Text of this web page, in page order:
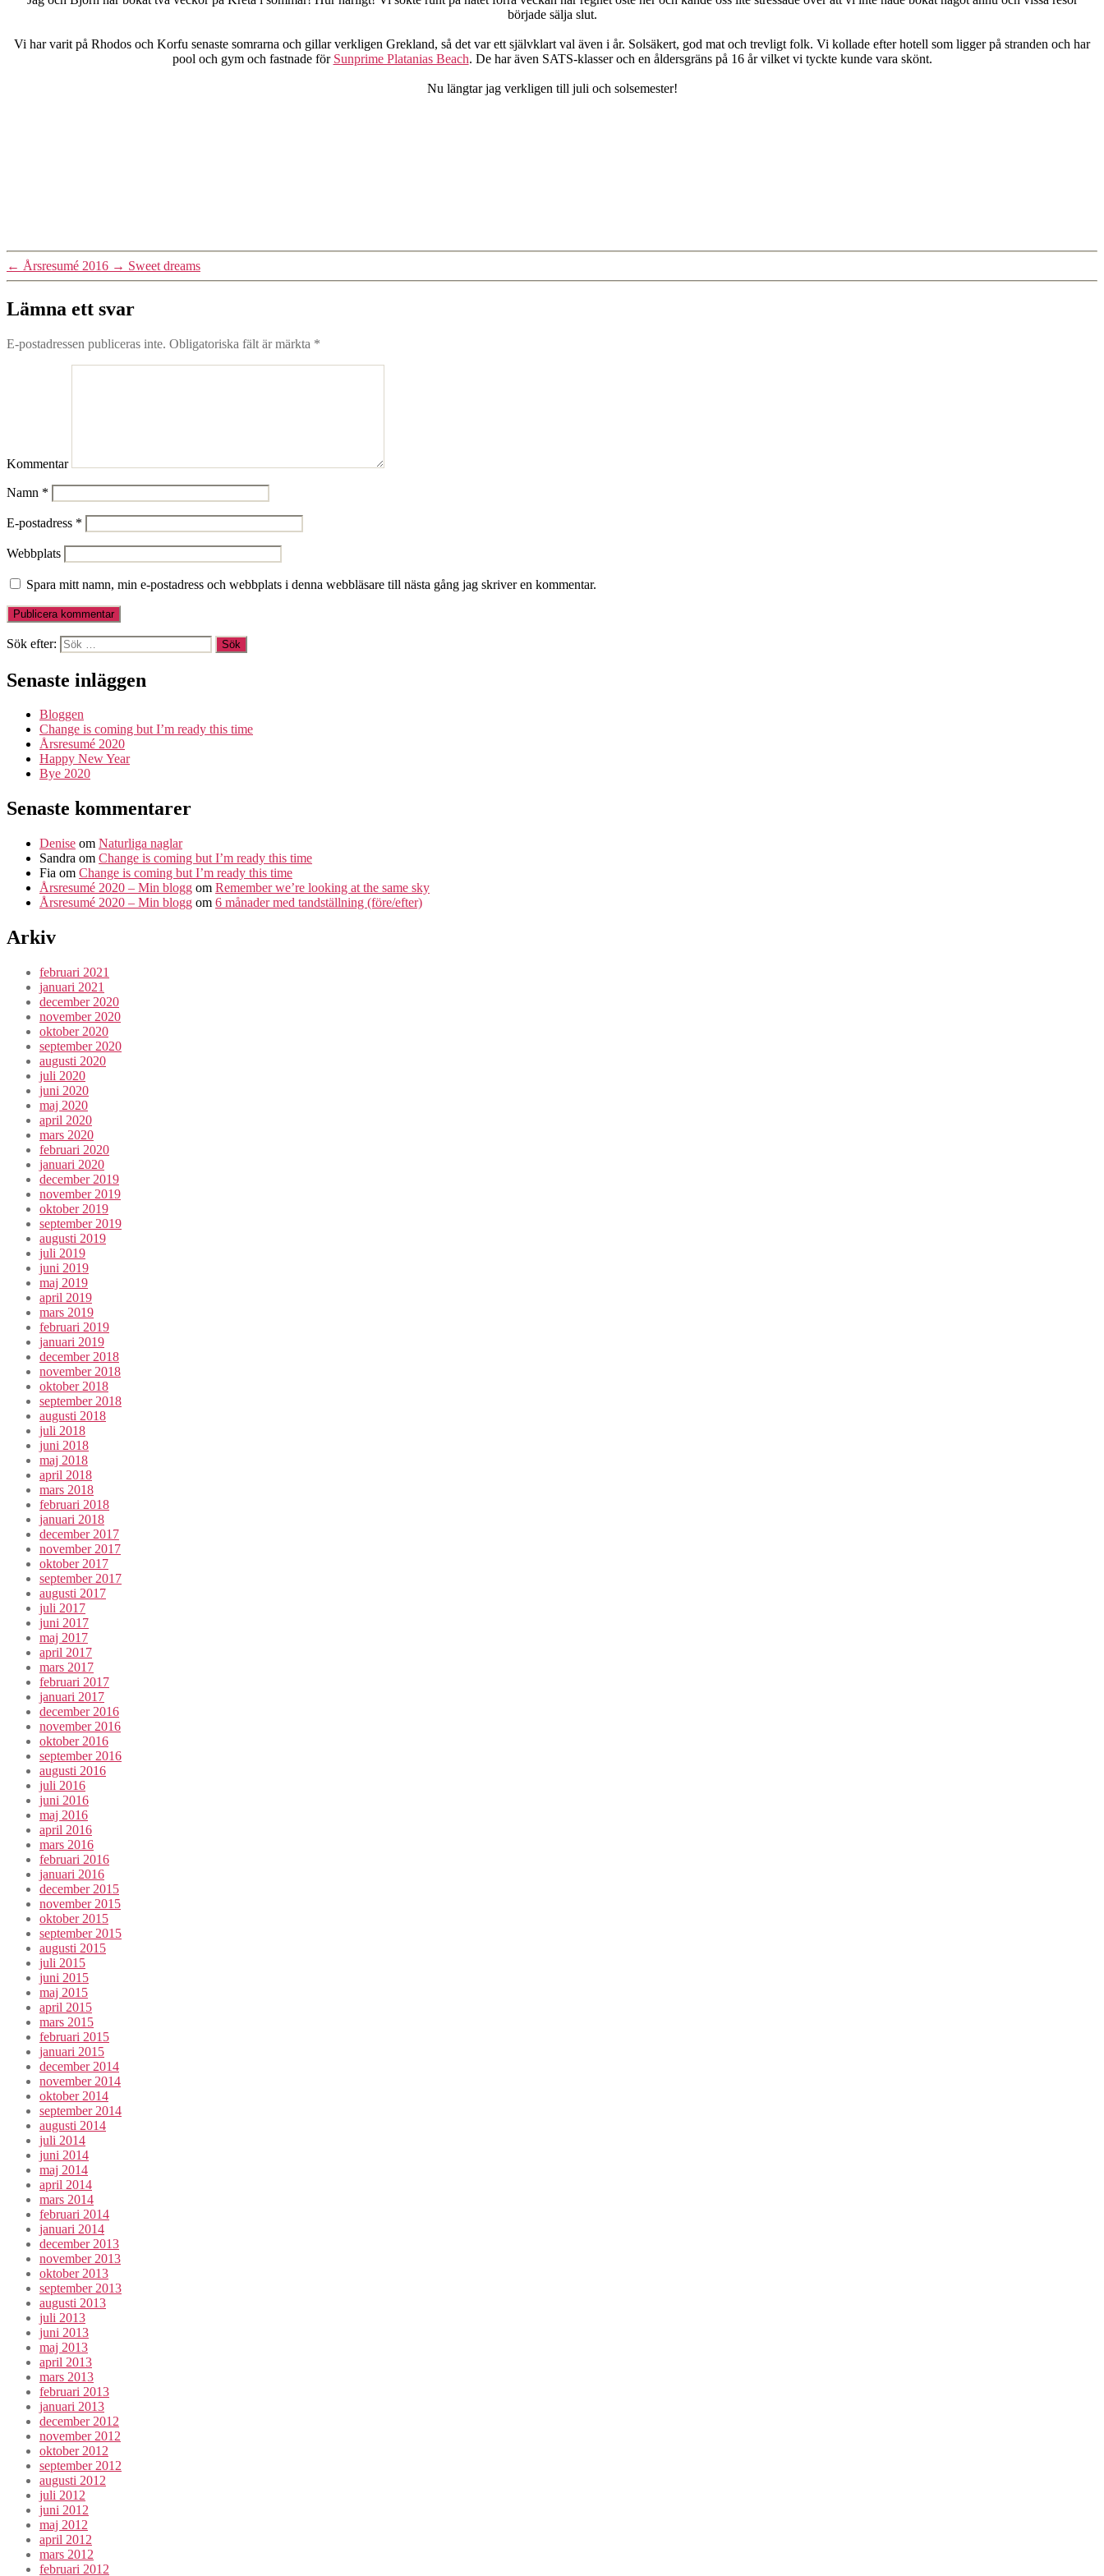
började sälja slut.
Vi har varit på Rhodos och Korfu senaste somrarna och gillar verkligen Grekland, så det var ett självklart val även i år. Solsäkert, god mat och trevligt folk. Vi kollade efter hotell som ligger på stranden och har
pool och gym och fastnade för Sunprime Platanias Beach. De har även SATS-klasser och en åldersgräns på 16 år vilket vi tyckte kunde vara skönt.
Nu längtar jag verkligen till juli och solsemester!
← Årsresumé 2016 → Sweet dreams
Lämna ett svar
E-postadressen publiceras inte. Obligatoriska fält är märkta *
Kommentar
Namn *
E-postadress *
Webbplats
Spara mitt namn, min e-postadress och webbplats i denna webbläsare till nästa gång jag skriver en kommentar.
Sök efter:
Senaste inläggen
Bloggen
Change is coming but I’m ready this time
Årsresumé 2020
Happy New Year
Bye 2020
Senaste kommentarer
Denise om Naturliga naglar
Sandra om Change is coming but I’m ready this time
Fia om Change is coming but I’m ready this time
Årsresumé 2020 – Min blogg om Remember we’re looking at the same sky
Årsresumé 2020 – Min blogg om 6 månader med tandställning (före/efter)
Arkiv
februari 2021
januari 2021
december 2020
november 2020
oktober 2020
september 2020
augusti 2020
juli 2020
juni 2020
maj 2020
april 2020
mars 2020
februari 2020
januari 2020
december 2019
november 2019
oktober 2019
september 2019
augusti 2019
juli 2019
juni 2019
maj 2019
april 2019
mars 2019
februari 2019
januari 2019
december 2018
november 2018
oktober 2018
september 2018
augusti 2018
juli 2018
juni 2018
maj 2018
april 2018
mars 2018
februari 2018
januari 2018
december 2017
november 2017
oktober 2017
september 2017
augusti 2017
juli 2017
juni 2017
maj 2017
april 2017
mars 2017
februari 2017
januari 2017
december 2016
november 2016
oktober 2016
september 2016
augusti 2016
juli 2016
juni 2016
maj 2016
april 2016
mars 2016
februari 2016
januari 2016
december 2015
november 2015
oktober 2015
september 2015
augusti 2015
juli 2015
juni 2015
maj 2015
april 2015
mars 2015
februari 2015
januari 2015
december 2014
november 2014
oktober 2014
september 2014
augusti 2014
juli 2014
juni 2014
maj 2014
april 2014
mars 2014
februari 2014
januari 2014
december 2013
november 2013
oktober 2013
september 2013
augusti 2013
juli 2013
juni 2013
maj 2013
april 2013
mars 2013
februari 2013
januari 2013
december 2012
november 2012
oktober 2012
september 2012
augusti 2012
juli 2012
juni 2012
maj 2012
april 2012
mars 2012
februari 2012